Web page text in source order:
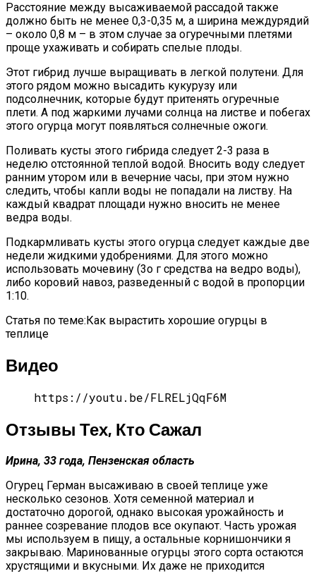
Расстояние между высаживаемой рассадой также
должно быть не менее 0,3-0,35 м, а ширина междурядий
– около 0,8 м – в этом случае за огуречными плетями
проще ухаживать и собирать спелые плоды.
Этот гибрид лучше выращивать в легкой полутени. Для
этого рядом можно высадить кукурузу или
подсолнечник, которые будут притенять огуречные
плети. А под жаркими лучами солнца на листве и побегах
этого огурца могут появляться солнечные ожоги.
Поливать кусты этого гибрида следует 2-3 раза в
неделю отстоянной теплой водой. Вносить воду следует
ранним утором или в вечерние часы, при этом нужно
следить, чтобы капли воды не попадали на листву. На
каждый квадрат площади нужно вносить не менее
ведра воды.
Подкармливать кусты этого огурца следует каждые две
недели жидкими удобрениями. Для этого можно
использовать мочевину (3о г средства на ведро воды),
либо коровий навоз, разведенный с водой в пропорции
1:10.
Статья по теме:Как вырастить хорошие огурцы в
теплице
Видео
https://youtu.be/FLRELjQqF6M
Отзывы Тех, Кто Сажал
Ирина, 33 года, Пензенская область
Огурец Герман высаживаю в своей теплице уже
несколько сезонов. Хотя семенной материал и
достаточно дорогой, однако высокая урожайность и
раннее созревание плодов все окупают. Часть урожая
мы используем в пищу, а остальные корнишончики я
закрываю. Маринованные огурцы этого сорта остаются
хрустящими и вкусными. Их даже не приходится